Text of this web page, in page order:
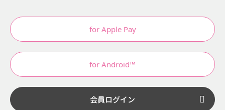
for Apple Pay
for Android™
会員ログイン